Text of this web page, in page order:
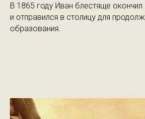
В 1865 году Иван блестяще
и отправился в столицу для
образования.